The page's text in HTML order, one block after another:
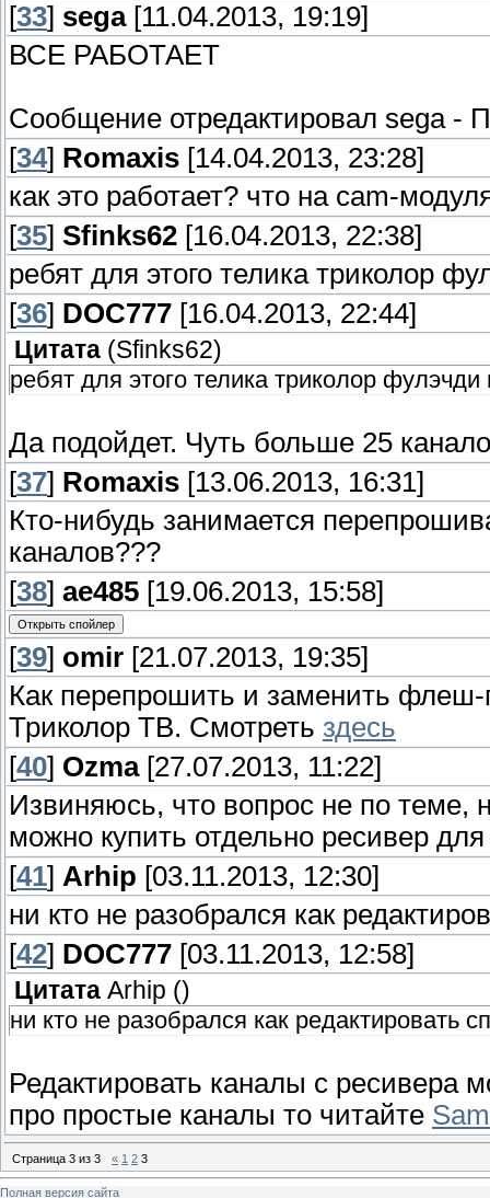
[33] sega[11.04.2013, 19:19]
ВСЕ РАБОТАЕТ
Сообщение отредактировал sega-
[34] Romaxis [14.04.2013, 23:28]
как это работает? что на cam-
[35] Sfinks62 [16.04.2013, 22:38]
ребят для этого телика триколор
[36] DOC777 [16.04.2013, 22:44]
Цитата (Sfinks62)
ребят для этого телика триколор фулэчди
Да подойдет. Чуть больше 25
[37] Romaxis [13.06.2013, 16:31]
Кто-нибудь занимается
каналов???
[38] ae485 [19.06.2013, 15:58]
[39] omir [21.07.2013, 19:35]
Как перепрошить и заменить
Триколор ТВ. Смотреть здесь
[40] Ozma[27.07.2013, 11:22]
Извиняюсь, что вопрос не по теме,
можно купить отдельно ресивер
[41] Arhip [03.11.2013, 12:30]
ни кто не разобрался как
[42] DOC777 [03.11.2013, 12:58]
Цитата Arhip ()
ни кто не разобрался как редактировать
Редактировать каналы с ресивера
про простые каналы то читайте
Страница 3 из 3 « 1 2 3
Полная версия сайта